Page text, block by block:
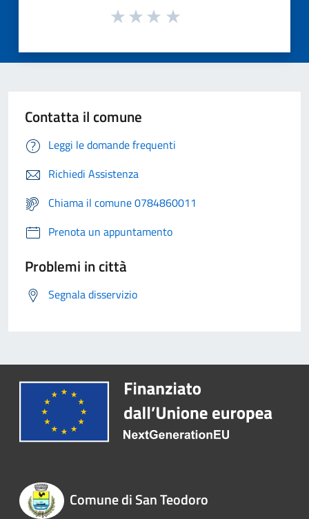
Contatta il comune
Leggi le domande frequenti
Richiedi Assistenza
Chiama il comune 0784860011
Prenota un appuntamento
Problemi in città
Segnala disservizio
Comune di San Teodoro